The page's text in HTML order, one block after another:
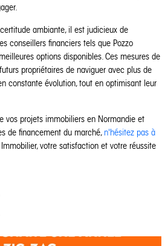
ambiante, il est judicieux de
conseillers financiers tels que Pozzo
options disponibles. Ces mesures de
propriétaires de naviguer avec plus de
constante évolution, tout en optimisant leur
vos projets immobiliers en Normandie et
de financement du marché, n'hésitez pas à
votre satisfaction et votre réussite